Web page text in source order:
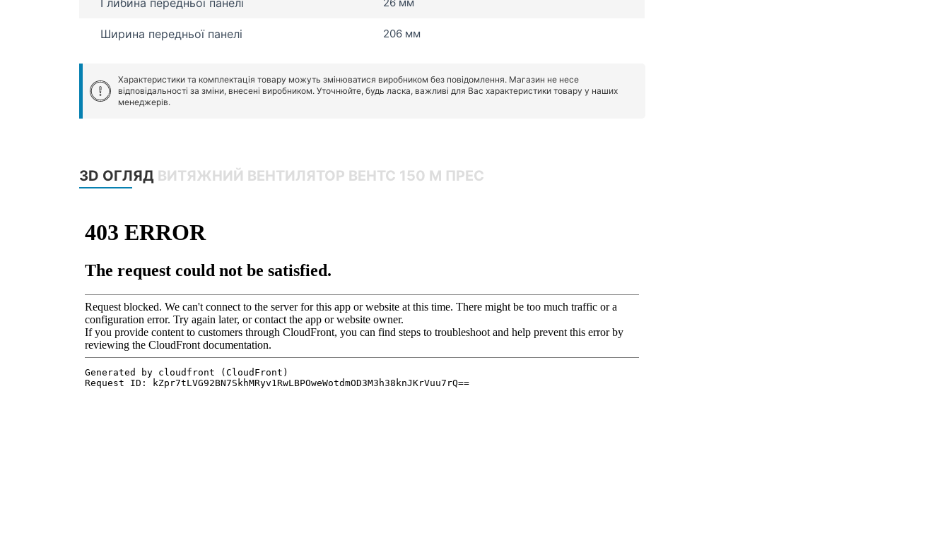
Ширина передньої панелі 206 мм
Характеристики та комплектація товару можуть змінюватися виробником без повідомлення. Магазин не несе
відповідальності за зміни, внесені виробником. Уточнюйте, будь ласка, важливі для Вас характеристики товару у наших
менеджерів.
3D ОГЛЯД ВИТЯЖНИЙ ВЕНТИЛЯТОР ВЕНТС 150 М ПРЕС